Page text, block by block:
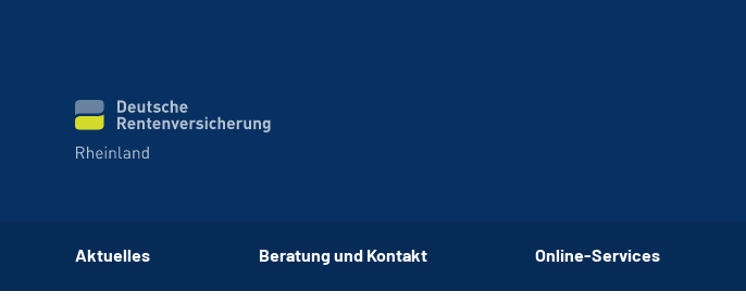
Aktuelles Beratung und Kontakt Online-Services